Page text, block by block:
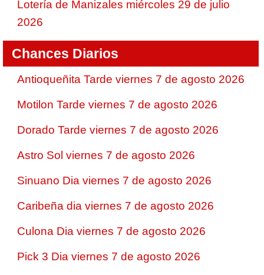
Lotería de Manizales miércoles 29 de julio
2026
Chances Diarios
Antioqueñita Tarde viernes 7 de agosto 2026
Motilon Tarde viernes 7 de agosto 2026
Dorado Tarde viernes 7 de agosto 2026
Astro Sol viernes 7 de agosto 2026
Sinuano Dia viernes 7 de agosto 2026
Caribeña dia viernes 7 de agosto 2026
Culona Dia viernes 7 de agosto 2026
Pick 3 Dia viernes 7 de agosto 2026